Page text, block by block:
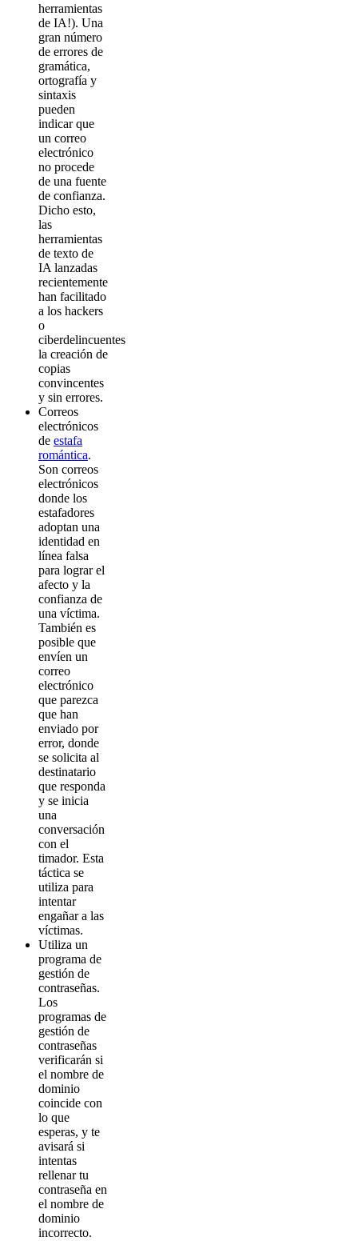
herramientas
de IA!). Una
gran número
de errores de
gramática,
ortografía y
sintaxis
pueden
indicar que
un correo
electrónico
no procede
de una fuente
de confianza.
Dicho esto,
las
herramientas
de texto de
IA lanzadas
recientemente
han facilitado
a los hackers
o
ciberdelincuentes
la creación de
copias
convincentes
y sin errores.
Correos
electrónicos
de estafa
romántica.
Son correos
electrónicos
donde los
estafadores
adoptan una
identidad en
línea falsa
para lograr el
afecto y la
confianza de
una víctima.
También es
posible que
envíen un
correo
electrónico
que parezca
que han
enviado por
error, donde
se solicita al
destinatario
que responda
y se inicia
una
conversación
con el
timador. Esta
táctica se
utiliza para
intentar
engañar a las
víctimas.
Utiliza un
programa de
gestión de
contraseñas.
Los
programas de
gestión de
contraseñas
verificarán si
el nombre de
dominio
coincide con
lo que
esperas, y te
avisará si
intentas
rellenar tu
contraseña en
el nombre de
dominio
incorrecto.